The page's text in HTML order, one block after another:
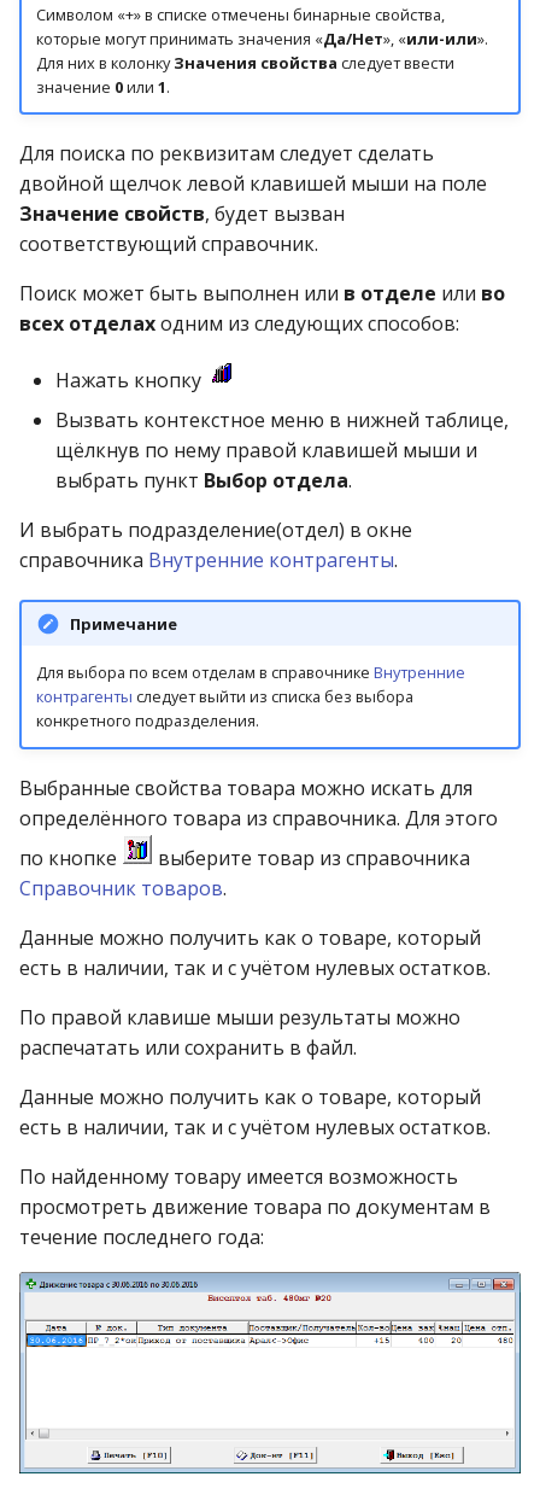
2023)
Реестр документов
Реестр документов
розничного склада
Реестр приходов от
поставщика
Реестр розничных цен
Справка о погрешности к
ТО
Статотчёт по группам
товара (Генератор)
Формы 7-МЗ, 11-МЗ
операции»
Модуль «Торговые
технологии»
Работа с остатками
Работа со сроками
Работа с фасовкой
товара
Справочники
Услуги
Учет кассовых операций
Экспорт-импорт
данных
Символом «+» в списке отмечены бинарные свойства,
которые могут принимать значения «Да/Нет», «или-или».
Для них в колонкуЗначения свойства следует ввести
значение 0или 1.
Для поиска по реквизитам следует сделать
двойной щелчок левой клавишей мыши на поле
Значение свойств, будет вызван
соответствующий справочник.
Поиск может быть выполнен или в отделе или во
всех отделаходним из следующих способов:
Нажать кнопку
Вызвать контекстное меню в нижней таблице,
щёлкнув по нему правой клавишей мыши и
выбрать пункт Выбор отдела.
И выбрать подразделение(отдел) в окне
справочника Внутренние контрагенты.
Примечание
Для выбора по всем отделам в справочнике Внутренние
контрагенты следует выйти из списка без выбора
конкретного подразделения.
Выбранные свойства товара можно искать для
определённого товара из справочника. Для этого
по кнопке
выберите товар из справочника
Справочник товаров.
Данные можно получить как о товаре, который
есть в наличии, так и с учётом нулевых остатков.
По правой клавише мыши результаты можно
распечатать или сохранить в файл.
Данные можно получить как о товаре, который
есть в наличии, так и с учётом нулевых остатков.
По найденному товару имеется возможность
просмотреть движение товара по документам в
течение последнего года: